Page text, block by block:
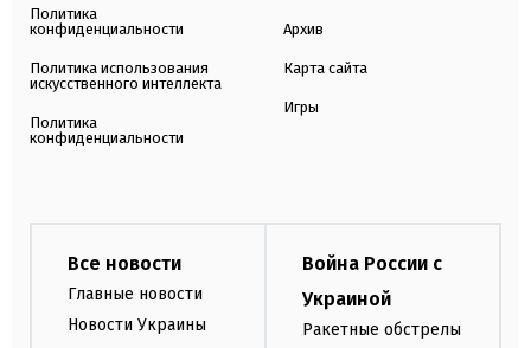
Политика
конфиденциальности
Политика использования
искусственного интеллекта
Политика
конфиденциальности
Архив
Карта сайта
Игры
Все новости
Главные новости
Новости Украины
Война России с
Украиной
Ракетные обстрелы